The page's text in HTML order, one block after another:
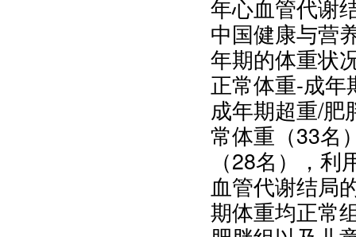
年心血管代谢
中国健康与营
年期的体重状
正常体重-成年
成年期超重/肥
常体重（33名
（28名），
血管代谢结局
期体重均正常